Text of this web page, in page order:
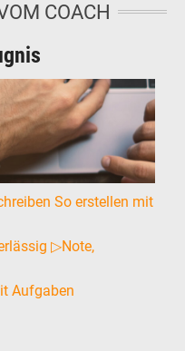
COACH
So erstellen mit
▷Note,
Aufgaben